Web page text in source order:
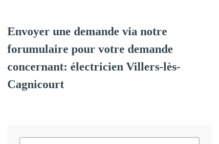
Envoyer une demande via notre
forumulaire pour votre demande
concernant: électricien Villers-lès-
Cagnicourt